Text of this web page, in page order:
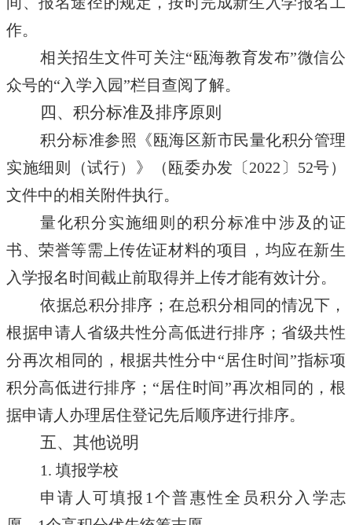
作。
相关招生文件可关注“瓯海教育发布”微信公
众号的“入学入园”栏目查阅了解。
四、积分标准及排序原则
积分标准参照《瓯海区新市民量化积分管理
实施细则（试行）》（瓯委办发〔2022〕52号）
文件中的相关附件执行。
量化积分实施细则的积分标准中涉及的证
书、荣誉等需上传佐证材料的项目，均应在新生
入学报名时间截止前取得并上传才能有效计分。
依据总积分排序；在总积分相同的情况下，
根据申请人省级共性分高低进行排序；省级共性
分再次相同的，根据共性分中“居住时间”指标项
积分高低进行排序；“居住时间”再次相同的，根
据申请人办理居住登记先后顺序进行排序。
五、其他说明
1. 填报学校
申请人可填报1个普惠性全员积分入学志